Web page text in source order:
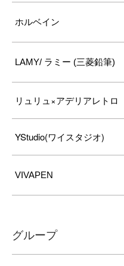
ホルベイン
LAMY/ ラミー (三菱鉛筆)
リュリュ×アデリアレトロ
YStudio(ワイスタジオ)
VIVAPEN
グループ